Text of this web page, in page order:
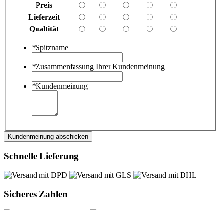
Preis
Lieferzeit
Qualtität
*Spitzname
*Zusammenfassung Ihrer Kundenmeinung
*Kundenmeinung
Kundenmeinung abschicken
Schnelle Lieferung
Sicheres Zahlen